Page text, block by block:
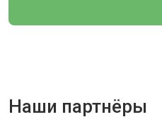
Наши партнёры